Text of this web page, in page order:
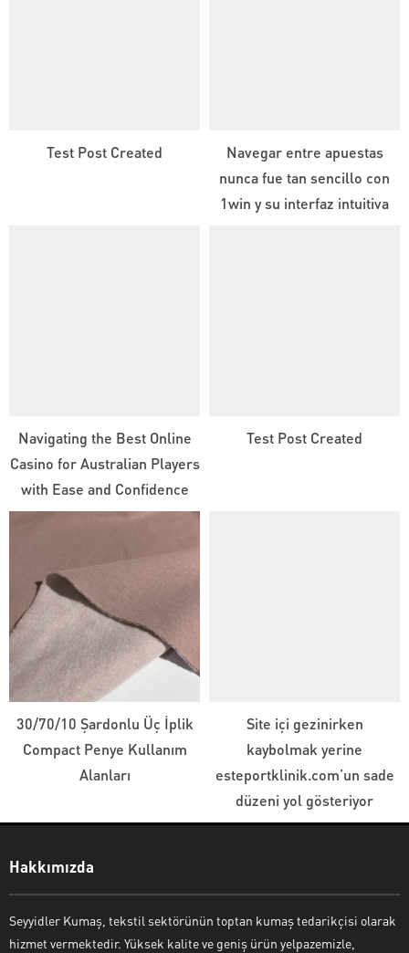
Test Post Created
Navegar entre apuestas
nunca fue tan sencillo con
1win y su interfaz intuitiva
Navigating the Best Online
Casino for Australian Players
with Ease and Confidence
Test Post Created
30/70/10 Şardonlu Üç İplik
Compact Penye Kullanım
Alanları
Site içi gezinirken
kaybolmak yerine
esteportklinik.com’un sade
düzeni yol gösteriyor
Hakkımızda
Seyyidler Kumaş, tekstil sektörünün toptan kumaş tedarikçisi olarak
hizmet vermektedir. Yüksek kalite ve geniş ürün yelpazemizle,